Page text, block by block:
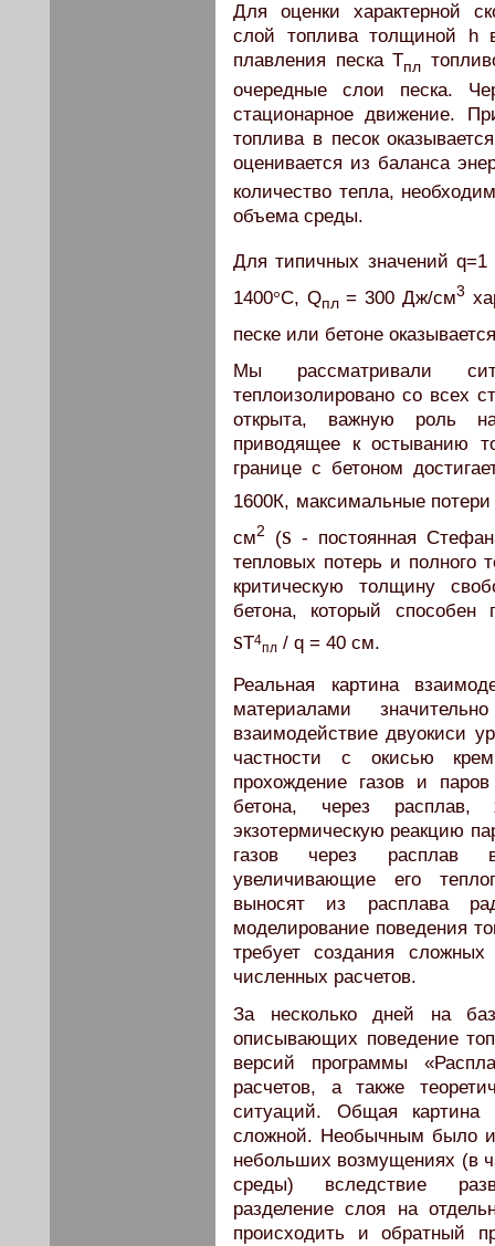
Для оценки характерной
слой топлива толщиной h
плавления песка Тпл
очередные слои песка.
стационарное движение.
топлива в песок
оценивается из баланса
количество тепла,
объема среды.
Для типичных значений q=1
1400°С, Qпл= 300 Дж/см3
песке или бетоне
Мы рассматривали
теплоизолировано со всех
открыта, важную роль
приводящее к остыванию
границе с бетоном
1600К, максимальные
см2 (s - постоянная
тепловых потерь и полного
критическую толщину
бетона, который способен
sТ4
пл / q = 40 см.
Реальная картина
материалами
взаимодействие двуокиси
частности с окисью
прохождение газов и
бетона, через расплав,
экзотермическую реакцию
газов через расплав
увеличивающие его
выносят из расплава
моделирование поведения
требует создания
численных расчетов.
За несколько дней на
описывающих поведение
версий программы
расчетов, а также
ситуаций. Общая картина
сложной. Необычным было и
небольших возмущениях (в
среды) вследствие
разделение слоя на
происходить и обратный